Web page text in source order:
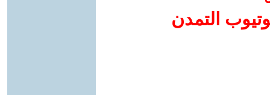
التمدن